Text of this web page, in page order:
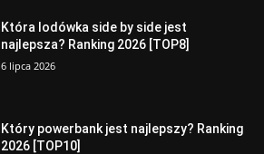
Która lodówka side by side jest
najlepsza? Ranking 2026 [TOP8]
6 lipca 2026
Który powerbank jest najlepszy? Ranking
2026 [TOP10]